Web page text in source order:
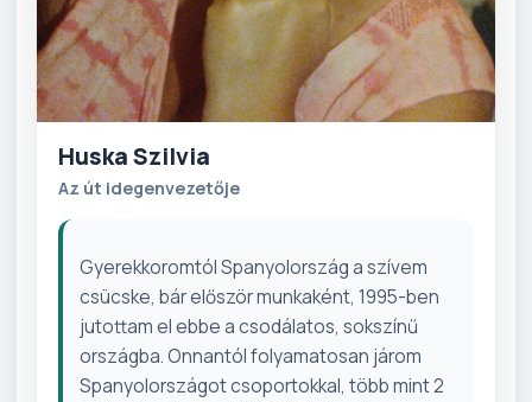
Huska Szilvia
Az út idegenvezetője
Gyerekkoromtól Spanyolország a szívem
csücske, bár először munkaként, 1995-ben
jutottam el ebbe a csodálatos, sokszínű
országba. Onnantól folyamatosan járom
Spanyolországot csoportokkal, több mint 2